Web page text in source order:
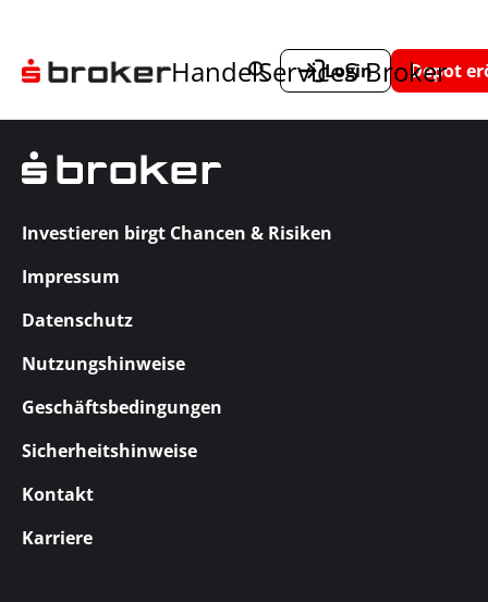
HandelServiceS Broker
Login Depot
Investieren birgt Chancen & Risiken
Impressum
Datenschutz
Nutzungshinweise
Geschäftsbedingungen
Sicherheitshinweise
Kontakt
Karriere